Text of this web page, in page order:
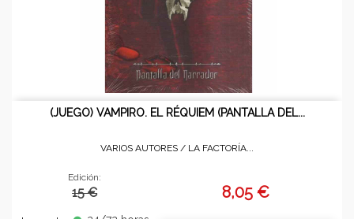
(JUEGO) VAMPIRO. EL RÉQUIEM (PANTALLA DEL...
VARIOS AUTORES / LA FACTORÍA...
Edición:
15 € 8,05 €